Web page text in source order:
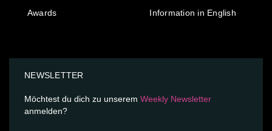
Awards
Information in English
NEWSLETTER
Möchtest du dich zu unserem Weekly Newsletter
anmelden?